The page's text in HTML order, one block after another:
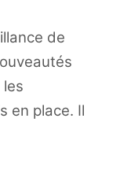
de
en place. Il